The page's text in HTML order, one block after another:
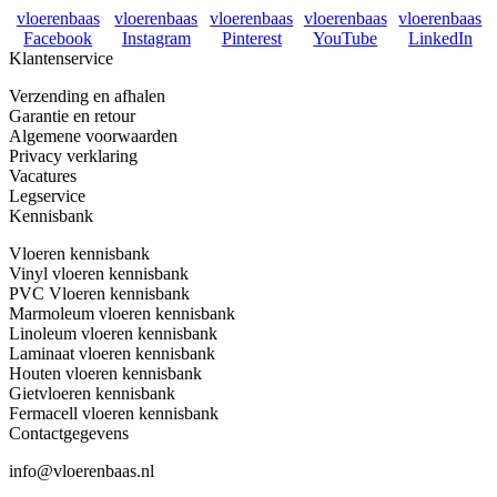
vloerenbaas
Facebook
vloerenbaas
Instagram
vloerenbaas
Pinterest
vloerenbaas
YouTube
vloerenbaas
LinkedIn
Klantenservice
Verzending en afhalen
Garantie en retour
Algemene voorwaarden
Privacy verklaring
Vacatures
Legservice
Kennisbank
Vloeren kennisbank
Vinyl vloeren kennisbank
PVC Vloeren kennisbank
Marmoleum vloeren kennisbank
Linoleum vloeren kennisbank
Laminaat vloeren kennisbank
Houten vloeren kennisbank
Gietvloeren kennisbank
Fermacell vloeren kennisbank
Contactgegevens
info@vloerenbaas.nl